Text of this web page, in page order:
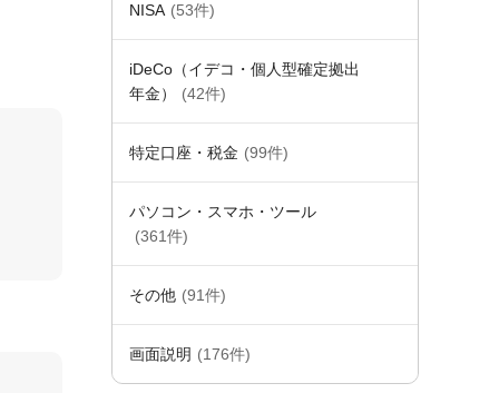
NISA (53件)
iDeCo（イデコ・個人型確定拠出
年金）
(42件)
特定口座・税金 (99件)
パソコン・スマホ・ツール
(361件)
その他 (91件)
画面説明 (176件)